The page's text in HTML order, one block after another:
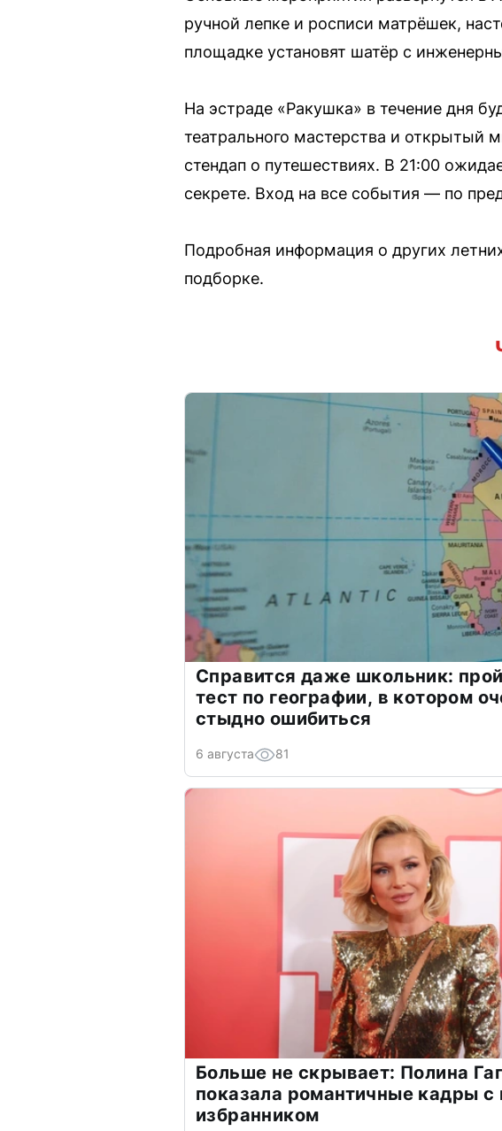
ручной лепке и росписи матрёшек,
площадке установят шатёр с
На эстраде «Ракушка» в течение дня
театрального мастерства и открытый
стендап о путешествиях. В 21:00
секрете. Вход на все события — по
Подробная информация о других
подборке.
Справится даже школьник:
тест по географии, в котором
стыдно ошибиться
6 августа 81
Больше не скрывает: Полина
показала романтичные кадры
избранником